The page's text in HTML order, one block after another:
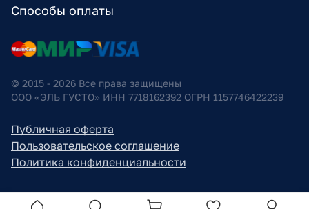
Способы оплаты
© 2015 - 2026 Все права защищены
ООО «ЭЛЬ ГУСТО» ИНН 7718162392 ОГРН 1157746422239
Публичная оферта
Пользовательское соглашение
Политика конфиденциальности